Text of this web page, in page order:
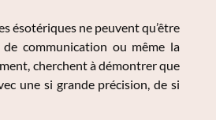
ésotériques ne peuvent qu’être
communication ou même la
cherchent à démontrer que
une si grande précision, de si